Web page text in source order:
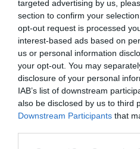
targeted advertising by us,
section to confirm your
opt-out request is processed
interest-based ads based on
us or personal information
your opt-out. You may
disclosure of your personal
IAB’s list of downstream
also be disclosed by us to third
Downstream Participants that
δυνητικούς εκτελεστές˙
άσπρο-μαύρο (καλό-κακό,
αρχή-υποτελής). Ακόμα και
ηρώων παρέπεμπαν ευθέως
τουΠεριμένοντας τον Γκοντό.
σημαντικός ο ρόλος του
οποίος υπογράμμιζε και
γεγονότα στην παράσταση.
Εν κατακλείδι